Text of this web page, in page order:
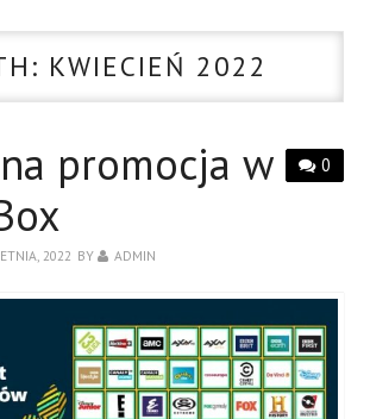
KWIECIEŃ 2022
0
promocja w
2022 BY ADMIN